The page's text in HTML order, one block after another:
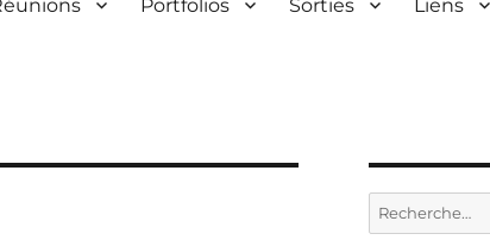
Portfolios Sorties Liens
Recherche
pour :